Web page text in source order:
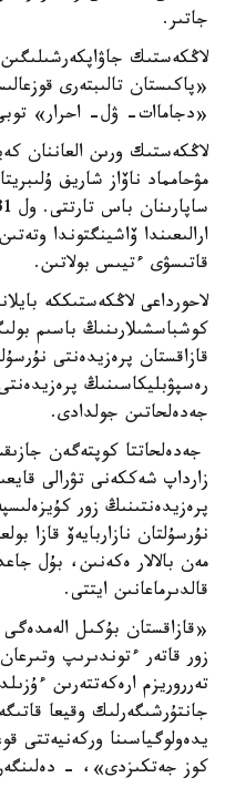
جاتىر.
«پاكىستان تالىبتەرى
«دجاماات- ۋل- احرار» توبى
لاڭكەستىك ورىن العاننان
مۋحامماد ناۆاز شاريف
ارالىعىندا ۆاشينگتوندا
قاتىسۋى ءتيىس بولاتىن.
لاحورداعى لاڭكەستىككە
كوشباسشىلارىنىڭ باسىم
قازاقستان پرەزيدەنتى
رەسپۋبليكاسىنىڭ
جەدەلحاتىن جولدادى.
جەدەلحاتتا كوپتەگەن
زارداپ شەككەنى تۋرالى
پرەزيدەنتىنىڭ زور
نۇرسۇلتان نازاربايەۆ قازا
مەن بالالار ەكەنىن، بۇل
قالدىرماعانىن ايتتى.
«قازاقستان بۇكىل
زور قاتەر ءتوندىرىپ
تەرروريزم ارەكەتتەرىن
جانتۇرشىگەرلىك وقيعا
يدەولوگياسىنا وركەنيەتتى
كوز جەتكىزدى»، -